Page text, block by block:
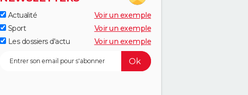
Actualité
Voir un exemple
Sport
Voir un exemple
Les dossiers d'actu
Voir un exemple